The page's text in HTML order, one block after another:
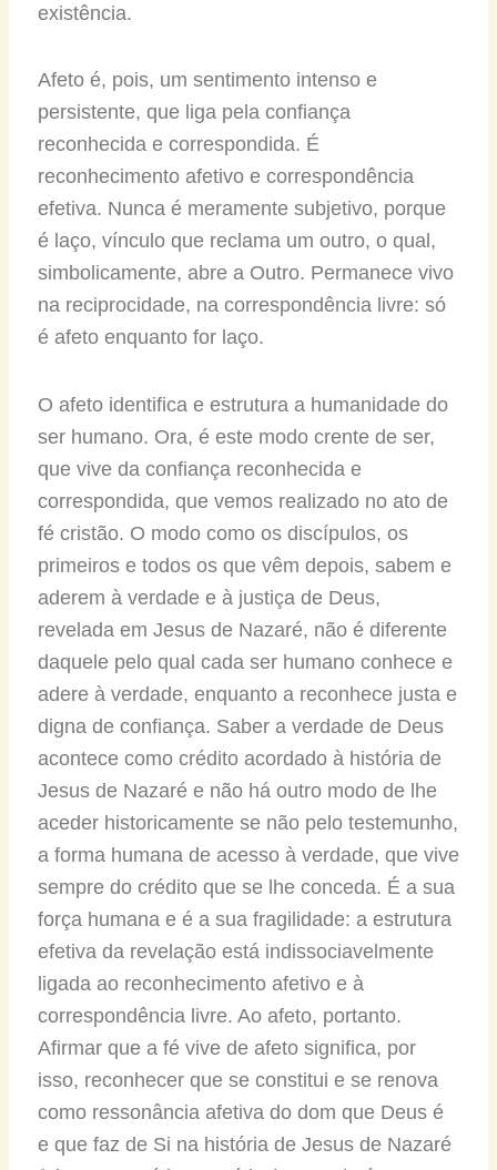
existência.
Afeto é, pois, um sentimento intenso e
persistente, que liga pela confiança
reconhecida e correspondida. É
reconhecimento afetivo e correspondência
efetiva. Nunca é meramente subjetivo, porque
é laço, vínculo que reclama um outro, o qual,
simbolicamente, abre a Outro. Permanece vivo
na reciprocidade, na correspondência livre: só
é afeto enquanto for laço.
O afeto identifica e estrutura a humanidade do
ser humano. Ora, é este modo crente de ser,
que vive da confiança reconhecida e
correspondida, que vemos realizado no ato de
fé cristão. O modo como os discípulos, os
primeiros e todos os que vêm depois, sabem e
aderem à verdade e à justiça de Deus,
revelada em Jesus de Nazaré, não é diferente
daquele pelo qual cada ser humano conhece e
adere à verdade, enquanto a reconhece justa e
digna de confiança. Saber a verdade de Deus
acontece como crédito acordado à história de
Jesus de Nazaré e não há outro modo de lhe
aceder historicamente se não pelo testemunho,
a forma humana de acesso à verdade, que vive
sempre do crédito que se lhe conceda. É a sua
força humana e é a sua fragilidade: a estrutura
efetiva da revelação está indissociavelmente
ligada ao reconhecimento afetivo e à
correspondência livre. Ao afeto, portanto.
Afirmar que a fé vive de afeto significa, por
isso, reconhecer que se constitui e se renova
como ressonância afetiva do dom que Deus é
e que faz de Si na história de Jesus de Nazaré